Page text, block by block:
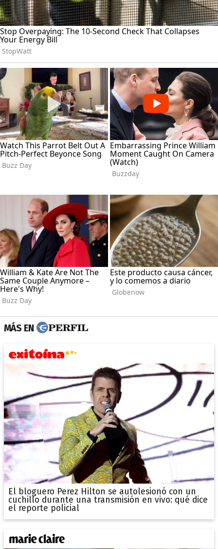
MÁS EN
El bloguero Perez Hilton se autolesionó con un
cuchillo durante una transmisión en vivo: qué dice
el reporte policial